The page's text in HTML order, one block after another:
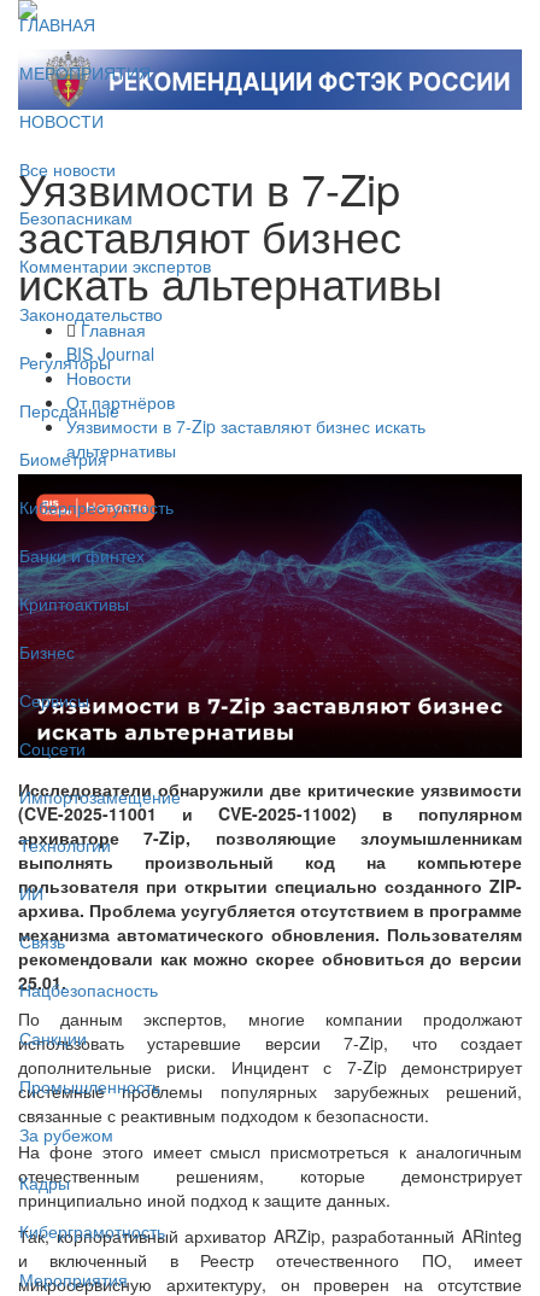
ГЛАВНАЯ
МЕРОПРИЯТИЯ
НОВОСТИ
Все новости
Безопасникам
Комментарии экспертов
Законодательство
Регуляторы
Персданные
Биометрия
Киберпреступность
Банки и финтех
Криптоактивы
Бизнес
Сервисы
Соцсети
Импортозамещение
Технологии
ИИ
Связь
Нацбезопасность
Санкции
Промышленность
За рубежом
Кадры
Киберграмотность
Мероприятия
Уязвимости в 7-Zip
заставляют бизнес
искать альтернативы
Главная
BIS Journal
Новости
От партнёров
Уязвимости в 7-Zip заставляют бизнес искать
альтернативы
Исследователи обнаружили две критические уязвимости
(CVE-2025-11001 и CVE-2025-11002) в популярном
архиваторе 7-Zip, позволяющие злоумышленникам
выполнять произвольный код на компьютере
пользователя при открытии специально созданного ZIP-
архива. Проблема усугубляется отсутствием в программе
механизма автоматического обновления. Пользователям
рекомендовали как можно скорее обновиться до версии
25.01.
По данным экспертов, многие компании продолжают
использовать устаревшие версии 7-Zip, что создает
дополнительные риски. Инцидент с 7-Zip демонстрирует
системные проблемы популярных зарубежных решений,
связанные с реактивным подходом к безопасности.
На фоне этого имеет смысл присмотреться к аналогичным
отечественным решениям, которые демонстрирует
принципиально иной подход к защите данных.
Так, корпоративный архиватор ARZip, разработанный ARinteg
и включенный в Реестр отечественного ПО, имеет
микросервисную архитектуру, он проверен на отсутствие